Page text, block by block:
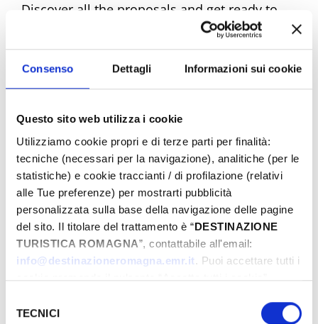
Consenso Dettagli Informazioni sui cookie
Questo sito web utilizza i cookie
Utilizziamo cookie propri e di terze parti per finalità:
tecniche (necessari per la navigazione), analitiche (per le
statistiche) e cookie traccianti / di profilazione (relativi
alle Tue preferenze) per mostrarti pubblicità
personalizzata sulla base della navigazione delle pagine
del sito. Il titolare del trattamento è “DESTINAZIONE
TURISTICA ROMAGNA”, contattabile all'email:
info@destinazioneromagna.emr.it. Puoi accettare tutti i
cookie premendo il pulsante “Accetta tutti i cookie”,
gestire le tue preferenze facendo clic su “Personalizza”.
delTECNICI
Discover all the proposals and get ready to
experience unique emotions. Book your
dream Easter now!
Easter Riviera Rimini Events
From
To